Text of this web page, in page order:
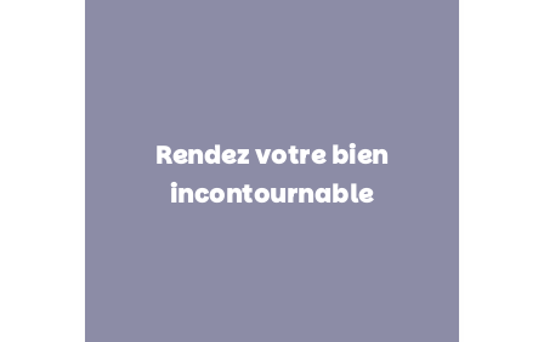
Rendez votre bien
incontournable
Des annonces optimisées
pour performer sur les